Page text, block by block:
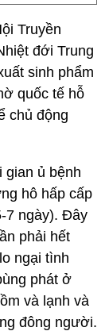
Truyền
đới Trung
sinh phẩm
quốc tế hỗ
chủ động
gian ủ bệnh
hô hấp cấp
7 ngày). Đây
phải hết
ngại tình
phát ở
và lạnh và
đông người.